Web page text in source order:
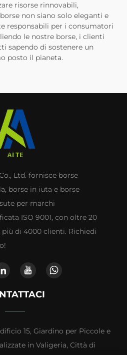
risorse rinnovabili,
non siano solo eleganti e
responsabili per i consumatori
le nostre borse, i clienti
sapendo di sostenere un
posto il pianeta.
Ltd. fornisce borse
borse in iuta e borse
per marchi
ISO 9001, con oltre 20
più di 4000 clienti. Richiedi
15, Giardino per Piccole e
in Valigeria, Città di